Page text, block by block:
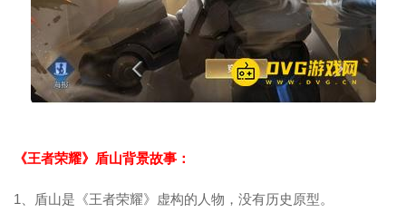
《王者荣耀》盾山背景故事：
1、盾山是《王者荣耀》虚构的人物，没有历史原型。